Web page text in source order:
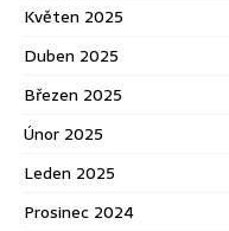
Květen 2025
Duben 2025
Březen 2025
Únor 2025
Leden 2025
Prosinec 2024